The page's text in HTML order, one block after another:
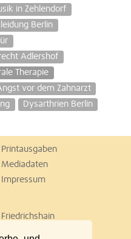
in Zehlendorf
Berlin
Adlershof
Therapie
vor dem Zahnarzt
Dysarthrien Berlin
Printausgaben
Mediadaten
Impressum
Friedrichshain